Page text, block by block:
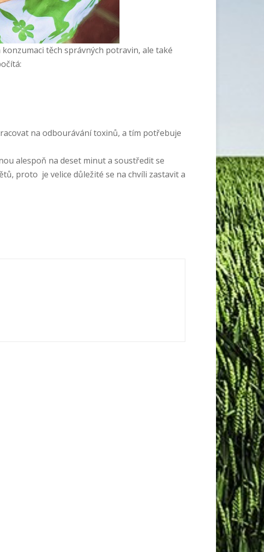
těch správných potravin, ale také
na odbourávání toxinů, a tím potřebuje
alespoň na deset minut a soustředit se
proto je velice důležité se na chvíli zastavit a